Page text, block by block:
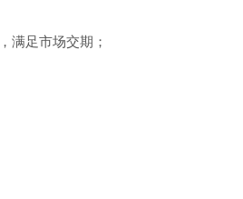
满足市场交期；